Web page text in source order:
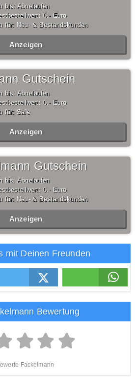
bis: Abgelaufen
0,- Euro
für: Neu- & Bestandskunden
Anzeigen
Gutschein
bis: Abgelaufen
0,- Euro
für: Sale
Anzeigen
Gutschein
bis: Abgelaufen
0,- Euro
für: Neu- & Bestandskunden
Anzeigen
mit Deinen Freunden
Bewertung
Fackelmann